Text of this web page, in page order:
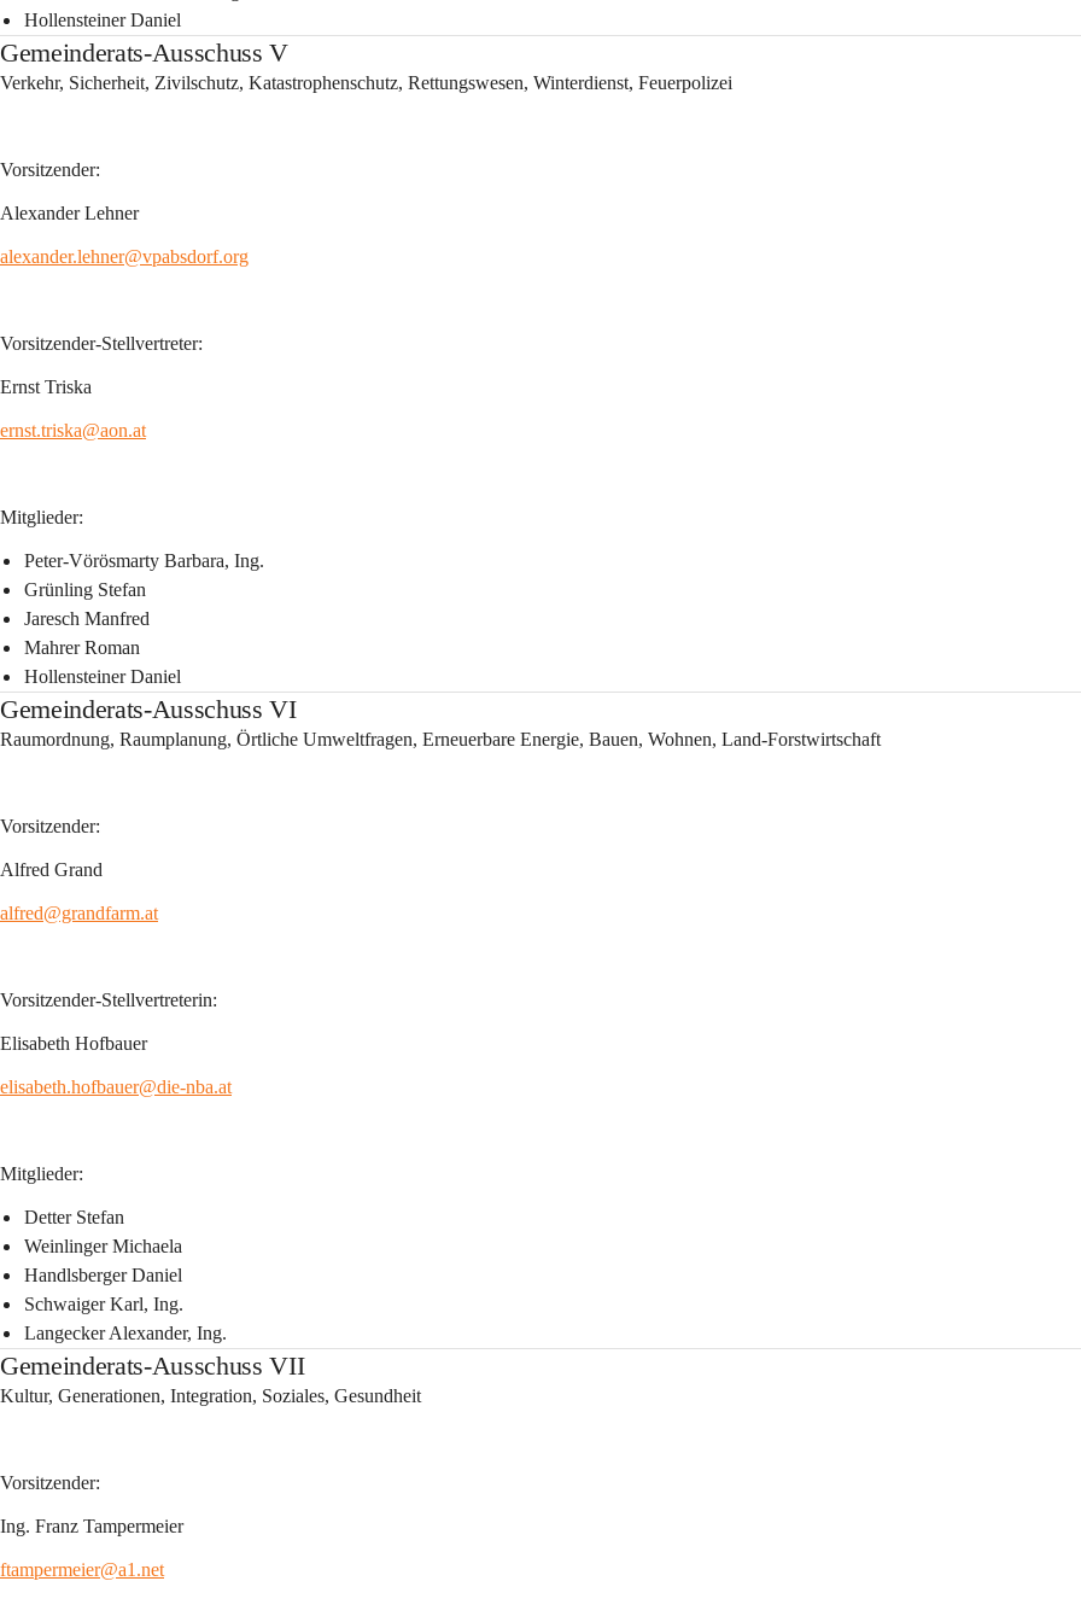
Hollensteiner Daniel
Gemeinderats-Ausschuss V
Verkehr, Sicherheit, Zivilschutz, Katastrophenschutz, Rettungswesen, Winterdienst, Feuerpolizei
Vorsitzender:
Alexander Lehner
alexander.lehner@vpabsdorf.org
Vorsitzender-Stellvertreter:
Ernst Triska
ernst.triska@aon.at
Mitglieder:
Peter-Vörösmarty Barbara, Ing.
Grünling Stefan
Jaresch Manfred
Mahrer Roman
Hollensteiner Daniel
Gemeinderats-Ausschuss VI
Raumordnung, Raumplanung, Örtliche Umweltfragen, Erneuerbare Energie, Bauen, Wohnen, Land-Forstwirtschaft
Vorsitzender:
Alfred Grand
alfred@grandfarm.at
Vorsitzender-Stellvertreterin:
Elisabeth Hofbauer
elisabeth.hofbauer@die-nba.at
Mitglieder:
Detter Stefan
Weinlinger Michaela
Handlsberger Daniel
Schwaiger Karl, Ing.
Langecker Alexander, Ing.
Gemeinderats-Ausschuss VII
Kultur, Generationen, Integration, Soziales, Gesundheit
Vorsitzender:
Ing. Franz Tampermeier
ftampermeier@a1.net